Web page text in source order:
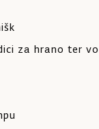
za hrano ter